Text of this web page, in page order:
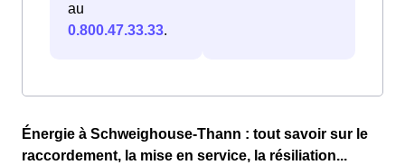
au
0.800.47.33.33.
Énergie à Schweighouse-Thann : tout savoir sur le
raccordement, la mise en service, la résiliation...